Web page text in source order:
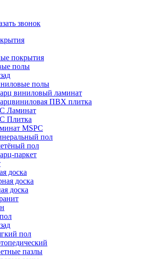
звонок
покрытия
полы
полы
виниловый ламинат
ПВХ плитка
Ламинат
Плитка
MSPC
пол
пол
паркет
доска
доска
доска
пол
пазлы